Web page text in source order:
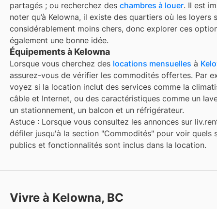
partagés ; ou recherchez des chambres à louer. Il est
noter qu’à Kelowna, il existe des quartiers où les loyers
considérablement moins chers, donc explorer ces
également une bonne idée.
Équipements à Kelowna
Lorsque vous cherchez des locations mensuelles à
assurez-vous de vérifier les commodités offertes. Par
voyez si la location inclut des services comme la
câble et Internet, ou des caractéristiques comme un
un stationnement, un balcon et un réfrigérateur.
Astuce : Lorsque vous consultez les annonces sur
défiler jusqu'à la section "Commodités" pour voir quels
publics et fonctionnalités sont inclus dans la location.
Vivre à Kelowna, BC